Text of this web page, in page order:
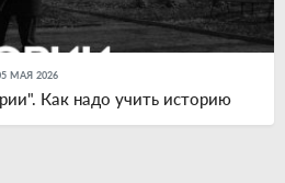
МАЯ 2026
Как надо учить историю